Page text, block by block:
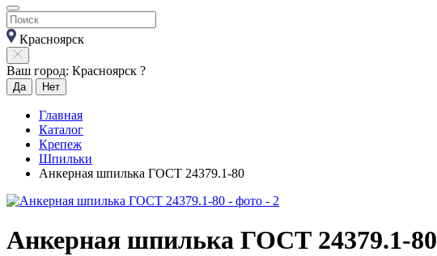
Красноярск
Ваш город: Красноярск ?
Да Нет
Главная
Каталог
Крепеж
Шпильки
Анкерная шпилька ГОСТ 24379.1-80
Анкерная шпилька ГОСТ 24379.1-80